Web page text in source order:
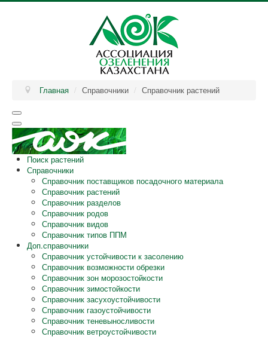
Главная / Справочники / Справочник растений
Поиск растений
Справочники
Справочник поставщиков посадочного материала
Справочник растений
Справочник разделов
Справочник родов
Справочник видов
Справочник типов ППМ
Доп.справочники
Справочник устойчивости к засолению
Справочник возможности обрезки
Справочник зон морозостойкости
Справочник зимостойкости
Справочник засухоустойчивости
Справочник газоустойчивости
Справочник теневыносливости
Справочник ветроустойчивости